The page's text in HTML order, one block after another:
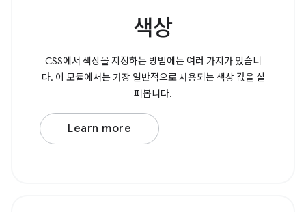
색상
CSS에서 색상을 지정하는 방법에는 여러 가지가 있습니
다. 이 모듈에서는 가장 일반적으로 사용되는 색상 값을 살
펴봅니다.
Learn more